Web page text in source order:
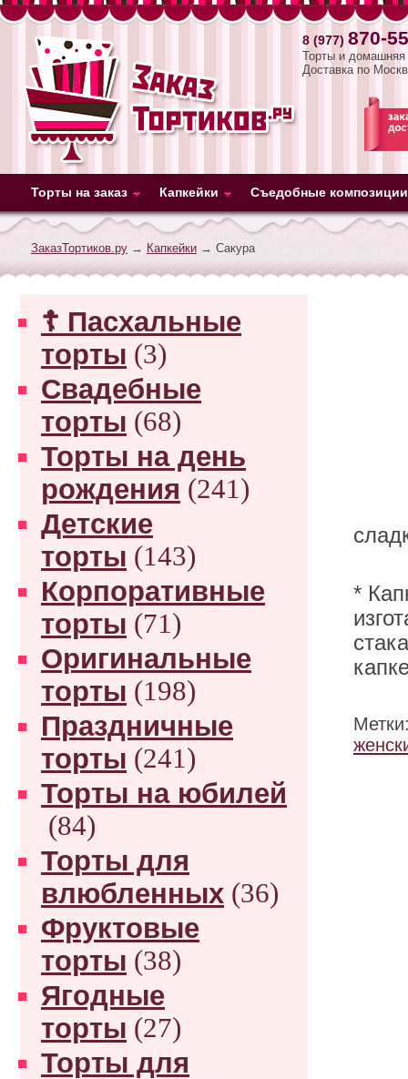
8 (977) 870-
Торты и домашняя
Доставка по
Торты на заказ Капкейки Съедобные композиции
ЗаказТортиков.ру → Капкейки → Сакура
☦ Пасхальные
торты (3)
Свадебные
торты (68)
Торты на день
рождения (241)
Детские
торты (143)
Корпоративные
торты (71)
Оригинальные
торты (198)
Праздничные
торты (241)
Торты на юбилей
(84)
Торты для
влюбленных (36)
Фруктовые
торты (38)
Ягодные
торты (27)
Торты для
*